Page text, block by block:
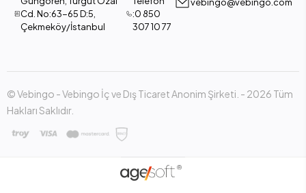
Cd. No:63-65 D:5,
Çekmeköy/İstanbul
:0 850
307 10 77
vebingo@vebingo.com
© Vebingo - Vebingo İç ve Dış Ticaret Anonim Şirketi. - 2026 Tüm
Hakları Saklıdır.